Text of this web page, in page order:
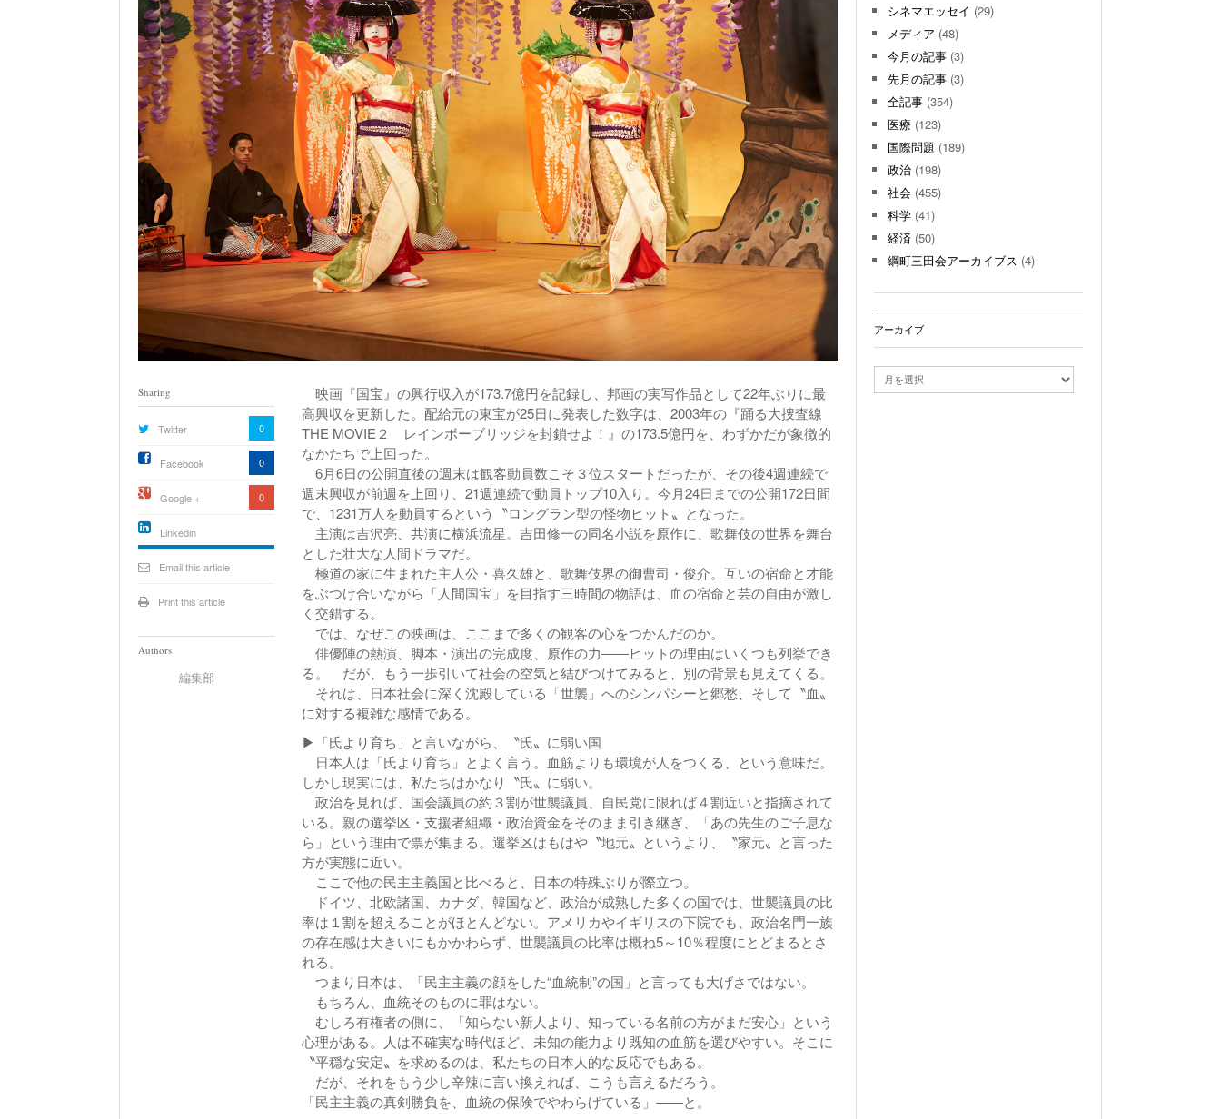
映画『国宝』の興行収入が173.7億円を記録し、邦画の実写作品として22年ぶりに最
高興収を更新した。配給元の東宝が25日に発表した数字は、2003年の『踊る大捜査線
THE MOVIE２ レインボーブリッジを封鎖せよ！』の173.5億円を、わずかだが象徴的
なかたちで上回った。
6月6日の公開直後の週末は観客動員数こそ３位スタートだったが、その後4週連続で
週末興収が前週を上回り、21週連続で動員トップ10入り。今月24日までの公開172日間
で、1231万人を動員するという〝ロングラン型の怪物ヒット〟となった。
主演は吉沢亮、共演に横浜流星。吉田修一の同名小説を原作に、歌舞伎の世界を舞台
とした壮大な人間ドラマだ。
極道の家に生まれた主人公・喜久雄と、歌舞伎界の御曹司・俊介。互いの宿命と才能
をぶつけ合いながら「人間国宝」を目指す三時間の物語は、血の宿命と芸の自由が激し
く交錯する。
では、なぜこの映画は、ここまで多くの観客の心をつかんだのか。
俳優陣の熱演、脚本・演出の完成度、原作の力――ヒットの理由はいくつも列挙でき
る。 だが、もう一歩引いて社会の空気と結びつけてみると、別の背景も見えてくる。
それは、日本社会に深く沈殿している「世襲」へのシンパシーと郷愁、そして〝血〟
に対する複雑な感情である。
▶「氏より育ち」と言いながら、〝氏〟に弱い国
日本人は「氏より育ち」とよく言う。血筋よりも環境が人をつくる、という意味だ。
しかし現実には、私たちはかなり〝氏〟に弱い。
政治を見れば、国会議員の約３割が世襲議員、自民党に限れば４割近いと指摘されて
いる。親の選挙区・支援者組織・政治資金をそのまま引き継ぎ、「あの先生のご子息な
ら」という理由で票が集まる。選挙区はもはや〝地元〟というより、〝家元〟と言った
方が実態に近い。
ここで他の民主主義国と比べると、日本の特殊ぶりが際立つ。
ドイツ、北欧諸国、カナダ、韓国など、政治が成熟した多くの国では、世襲議員の比
率は１割を超えることがほとんどない。アメリカやイギリスの下院でも、政治名門一族
の存在感は大きいにもかかわらず、世襲議員の比率は概ね5～10％程度にとどまるとさ
れる。
つまり日本は、「民主主義の顔をした“血統制”の国」と言っても大げさではない。
もちろん、血統そのものに罪はない。
むしろ有権者の側に、「知らない新人より、知っている名前の方がまだ安心」という
心理がある。人は不確実な時代ほど、未知の能力より既知の血筋を選びやすい。そこに
〝平穏な安定〟を求めるのは、私たちの日本人的な反応でもある。
だが、それをもう少し辛辣に言い換えれば、こうも言えるだろう。
「民主主義の真剣勝負を、血統の保険でやわらげている」――と。
Sharing
Twitter 0
Facebook 0
Google + 0
Linkedin
icon[type=linkedin-bug]
Email this article
Print this article
Authors
編集部
シネマエッセイ (29)
メディア (48)
今月の記事 (3)
先月の記事 (3)
全記事 (354)
医療 (123)
国際問題 (189)
政治 (198)
社会 (455)
科学 (41)
経済 (50)
綱町三田会アーカイブス (4)
アーカイブ
ー